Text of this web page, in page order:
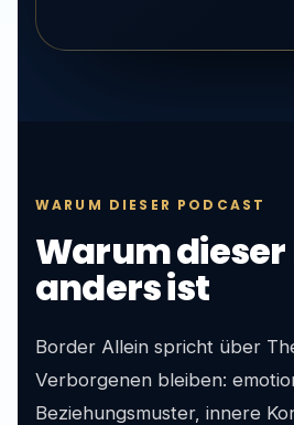
WARUM DIESER PODCAST
Warum
anders ist
Border Allein spricht über
Verborgenen bleiben:
Beziehungsmuster, innere